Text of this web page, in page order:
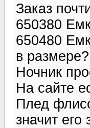
Заказ
650380
650480
в размере?
Ночник
На сайте
Плед
значит его